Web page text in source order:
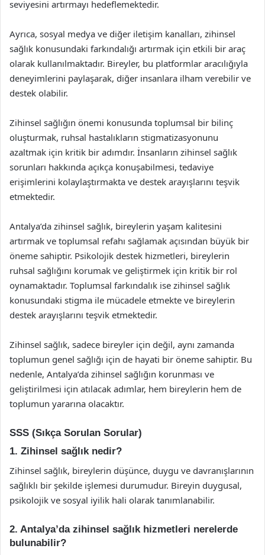
seviyesini artırmayı hedeflemektedir.
Ayrıca, sosyal medya ve diğer iletişim kanalları, zihinsel
sağlık konusundaki farkındalığı artırmak için etkili bir araç
olarak kullanılmaktadır. Bireyler, bu platformlar aracılığıyla
deneyimlerini paylaşarak, diğer insanlara ilham verebilir ve
destek olabilir.
Zihinsel sağlığın önemi konusunda toplumsal bir bilinç
oluşturmak, ruhsal hastalıkların stigmatizasyonunu
azaltmak için kritik bir adımdır. İnsanların zihinsel sağlık
sorunları hakkında açıkça konuşabilmesi, tedaviye
erişimlerini kolaylaştırmakta ve destek arayışlarını teşvik
etmektedir.
Antalya’da zihinsel sağlık, bireylerin yaşam kalitesini
artırmak ve toplumsal refahı sağlamak açısından büyük bir
öneme sahiptir. Psikolojik destek hizmetleri, bireylerin
ruhsal sağlığını korumak ve geliştirmek için kritik bir rol
oynamaktadır. Toplumsal farkındalık ise zihinsel sağlık
konusundaki stigma ile mücadele etmekte ve bireylerin
destek arayışlarını teşvik etmektedir.
Zihinsel sağlık, sadece bireyler için değil, aynı zamanda
toplumun genel sağlığı için de hayati bir öneme sahiptir. Bu
nedenle, Antalya’da zihinsel sağlığın korunması ve
geliştirilmesi için atılacak adımlar, hem bireylerin hem de
toplumun yararına olacaktır.
SSS (Sıkça Sorulan Sorular)
1. Zihinsel sağlık nedir?
Zihinsel sağlık, bireylerin düşünce, duygu ve davranışlarının
sağlıklı bir şekilde işlemesi durumudur. Bireyin duygusal,
psikolojik ve sosyal iyilik hali olarak tanımlanabilir.
2. Antalya’da zihinsel sağlık hizmetleri nerelerde
bulunabilir?